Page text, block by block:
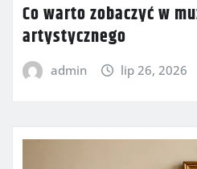
Co warto zobaczyć w
artystycznego
admin lip 26, 2026